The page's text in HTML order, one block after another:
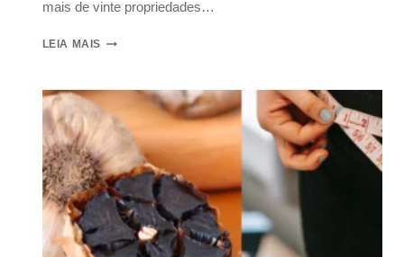
mais de vinte propriedades…
LEIA MAIS